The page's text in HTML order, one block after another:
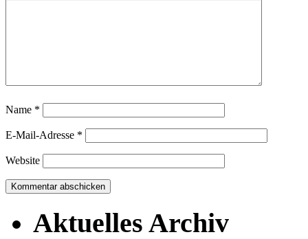
Name *
E-Mail-Adresse *
Website
Aktuelles Archiv